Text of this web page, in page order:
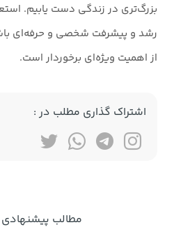
بزرگ‌تری در زندگی دست یابیم.
رشد و پیشرفت شخصی و حرفه‌ای
از اهمیت ویژه‌ای برخوردار است.
اشتراک گذاری مطلب در :
مطالب پیشنهادی